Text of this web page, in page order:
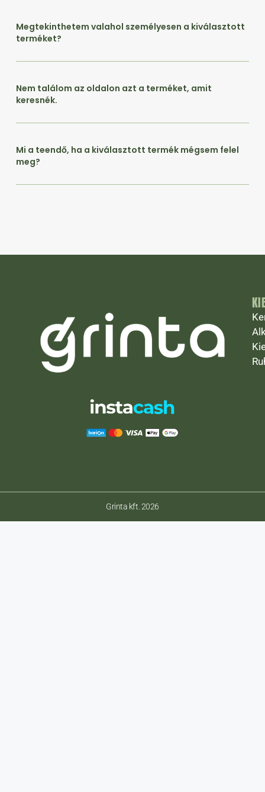
Megtekinthetem valahol személyesen a kiválasztott
terméket?
Nem találom az oldalon azt a terméket, amit
keresnék.
Mi a teendő, ha a kiválasztott termék mégsem felel
meg?
Grinta kft. 2026